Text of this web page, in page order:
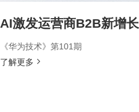
AI激发运营商B2B新增长
《华为技术》第101期
了解更多